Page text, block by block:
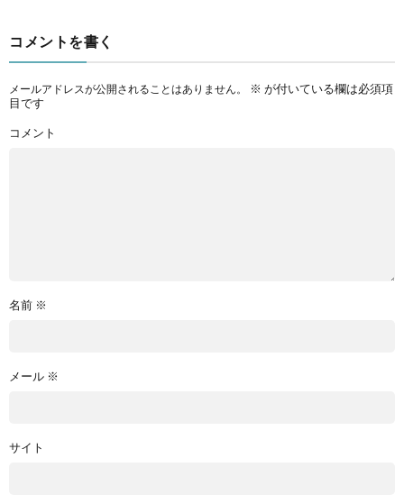
コメントを書く
メールアドレスが公開されることはありません。 ※ が付いている欄は必須項
目です
コメント
名前 ※
メール ※
サイト